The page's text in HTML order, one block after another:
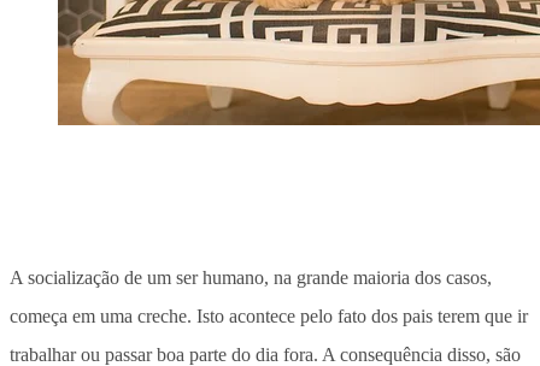
A socialização de um ser humano, na grande maioria dos casos,
começa em uma creche. Isto acontece pelo fato dos pais terem que ir
trabalhar ou passar boa parte do dia fora. A consequência disso, são